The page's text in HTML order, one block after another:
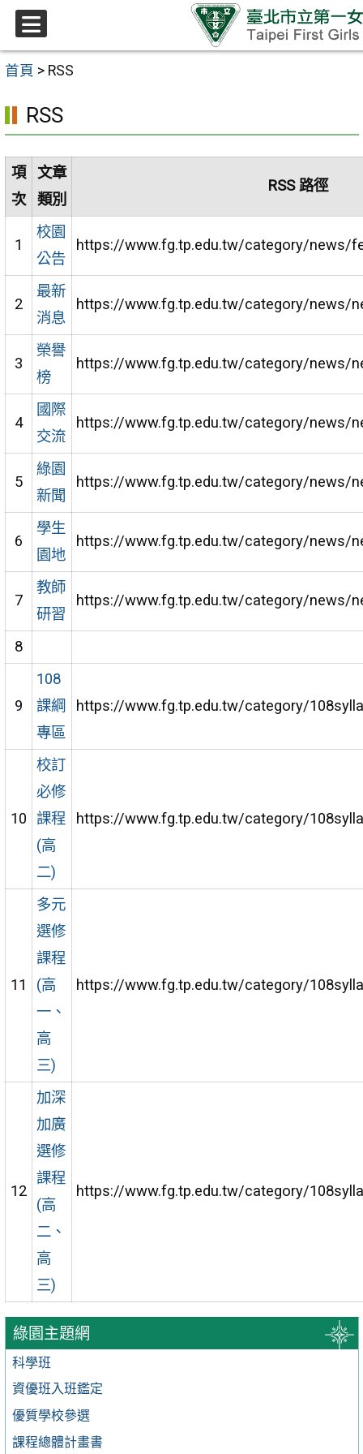
跳至主要內容區
首頁 > RSS
綠園主題網
科學班
資優班入班鑑定
優質學校參選
課程總體計畫書
RSS
項
次
文章
類別
RSS 路徑
1
校園
公告
https://www.fg.tp.edu.tw/category/news/
2
最新
消息
https://www.fg.tp.edu.tw/category/news/
3
榮譽
榜
https://www.fg.tp.edu.tw/category/news/
4
國際
交流
https://www.fg.tp.edu.tw/category/news/
5
綠園
新聞
https://www.fg.tp.edu.tw/category/news/
6
學生
園地
https://www.fg.tp.edu.tw/category/news/
7
教師
研習
https://www.fg.tp.edu.tw/category/news/
8
9
108
課綱
專區
https://www.fg.tp.edu.tw/category/
10
校訂
必修
課程
(高
二)
https://www.fg.tp.edu.tw/category/
11
多元
選修
課程
(高
一、
高
三)
https://www.fg.tp.edu.tw/category/
12
加深
加廣
選修
課程
(高
二、
高
三)
https://www.fg.tp.edu.tw/category/
選
單